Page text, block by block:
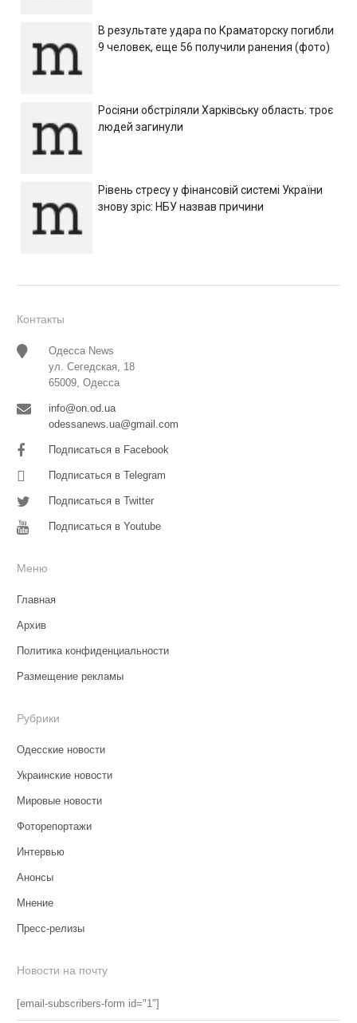
В результате удара по Краматорску погибли
9 человек, еще 56 получили ранения (фото)
Росіяни обстріляли Харківську область: троє
людей загинули
Рівень стресу у фінансовій системі України
знову зріс: НБУ назвав причини
Контакты
Одесса News
ул. Сегедская, 18
65009, Одесса
info@on.od.ua
odessanews.ua@gmail.com
Подписаться в Facebook
Подписаться в Telegram
Подписаться в Twitter
Подписаться в Youtube
Меню
Главная
Архив
Политика конфиденциальности
Размещение рекламы
Рубрики
Одесские новости
Украинские новости
Мировые новости
Фоторепортажи
Интервью
Анонсы
Мнение
Пресс-релизы
Новости на почту
[email-subscribers-form id="1"]